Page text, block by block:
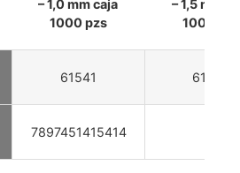
– 1,0 mm caja
1000 pzs
– 1,5 mm
1000 pzs
61541 61542
7897451415414